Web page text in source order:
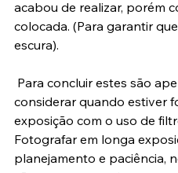
uma foto com os mesmos
acabou de realizar, porém
colocada. (Para garantir
Para concluir estes são apenas alguns pontos a se
considerar quando estiver
exposição com o uso de
Fotografar em longa